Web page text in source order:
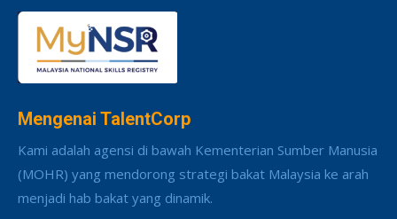
Mengenai TalentCorp
Kami adalah agensi di bawah Kementerian Sumber Manusia
(MOHR) yang mendorong strategi bakat Malaysia ke arah
menjadi hab bakat yang dinamik.